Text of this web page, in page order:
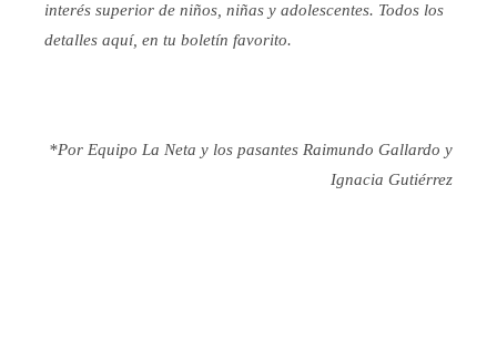
interés superior de niños, niñas y adolescentes. Todos los
detalles aquí, en tu boletín favorito.
*Por Equipo La Neta y los pasantes Raimundo Gallardo y
Ignacia Gutiérrez